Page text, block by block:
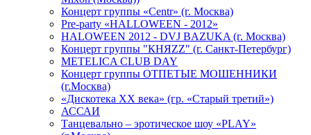
Концерт группы «Centr» (г. Москва)
Pre-party «HALLOWEEN - 2012»
HALOWEEN 2012 - DVJ BAZUKA (г. Москва)
Концерт группы "КНЯZZ" (г. Санкт-Петербург)
METELICA CLUB DAY
Концерт группы ОТПЕТЫЕ МОШЕННИКИ
(г.Москва)
«Дискотека ХХ века» (гр. «Старый третий»)
АССАИ
Танцевально – эротическое шоу «PLAY»